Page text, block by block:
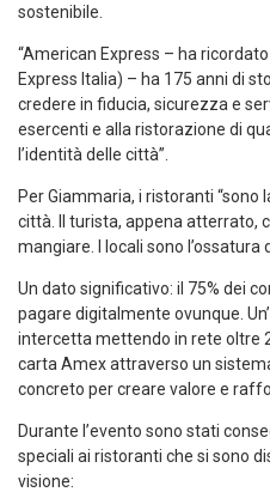
sostenibile.
“American Express – ha ricordato
Express Italia) – ha 175 anni di
credere in fiducia, sicurezza e
esercenti e alla ristorazione di
l’identità delle città”.
Per Giammaria, i ristoranti “sono
città. Il turista, appena atterrato,
mangiare. I locali sono l’ossatura
Un dato significativo: il 75% dei
pagare digitalmente ovunque.
intercetta mettendo in rete oltre
carta Amex attraverso un
concreto per creare valore e
Durante l’evento sono stati
speciali ai ristoranti che si sono
visione: